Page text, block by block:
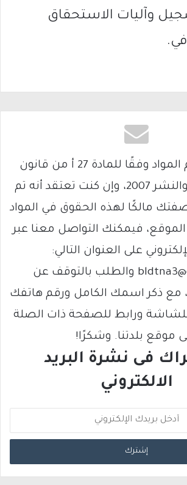
وآليات الاستحقاق
يتم الاستخدام المواد وفقًا للمادة 27 أ من قانون
حقوق التأليف والنشر 2007، وإن كنت تعتقد أنه تم
مالكًا لهذه الحقوق في المواد
فيمكنك التواصل معنا عبر
على العنوان التالي:
bldtna3@gmail.com والطلب بالتوقف عن
مع ذكر اسمك الكامل ورقم هاتفك
للشاشة ورابط للصفحة ذات الصلة
موقع بلدتنا. وشكرًا!
فى نشرة البريد
الالكتروني